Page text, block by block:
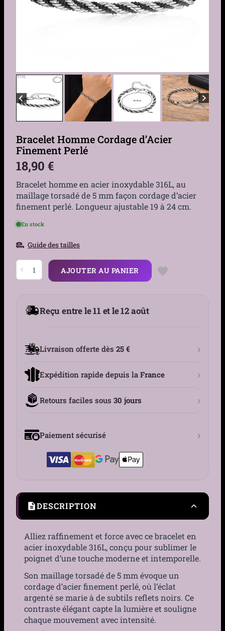
Bracelet Homme Cordage d’Acier
Finement Perlé
18,90 €
Bracelet homme en acier inoxydable 316L, au
maillage torsadé de 5 mm façon cordage d’acier
finement perlé. Longueur ajustable 19 à 24 cm.
En stock
Guide des tailles
quantité
de
Bracelet
Finement
AJOUTER AU PANIER
Reçu entre le 11 et le 12 août
Livraison offerte dès 25 € ›
Expédition rapide depuis la France ›
Retours faciles sous 30 jours ›
Paiement sécurisé ›
DESCRIPTION
Alliez raffinement et force avec ce bracelet en
acier inoxydable 316L, conçu pour sublimer le
poignet d’une touche moderne et intemporelle.
Son maillage torsadé de 5 mm évoque un
cordage d’acier finement perlé, où l’éclat
argenté se marie à de subtils reflets noirs. Ce
contraste élégant capte la lumière et souligne
chaque mouvement avec intensité.